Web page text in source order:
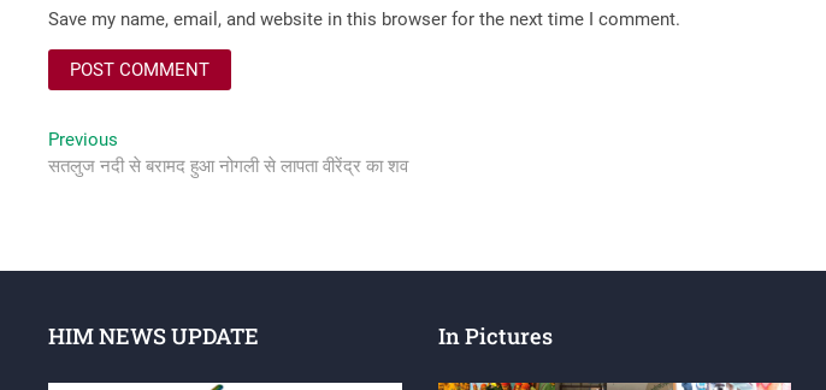
Save my name, email, and website in this browser for the next time I comment.
Post
navigation
Previous
post:
सतलुज नदी से बरामद हुआ नोगली से लापता वीरेंद्र का शव
HIM NEWS UPDATE In Pictures